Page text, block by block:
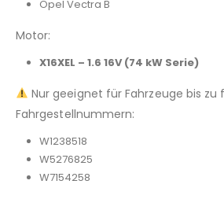
Opel Vectra B
Motor:
X16XEL – 1.6 16V (74 kW Serie)
Nur geeignet für Fahrzeuge bis zu
Fahrgestellnummern:
W1238518
W5276825
W7154258